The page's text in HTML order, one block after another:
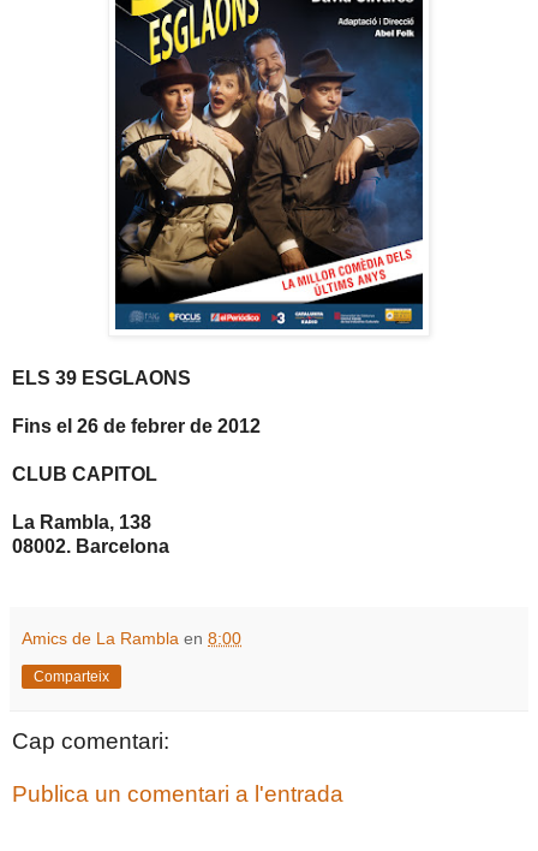
ELS 39 ESGLAONS
Fins el 26 de febrer de 2012
CLUB CAPITOL
La Rambla, 138
08002. Barcelona
Amics de La Rambla en 8:00
Comparteix
Cap comentari:
Publica un comentari a l'entrada